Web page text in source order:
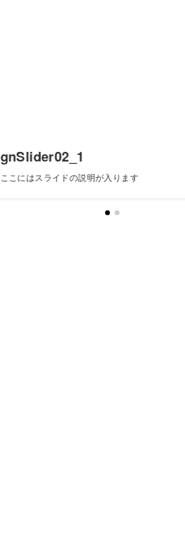
gnSlider02_1
ここにはスライドの説明が入ります